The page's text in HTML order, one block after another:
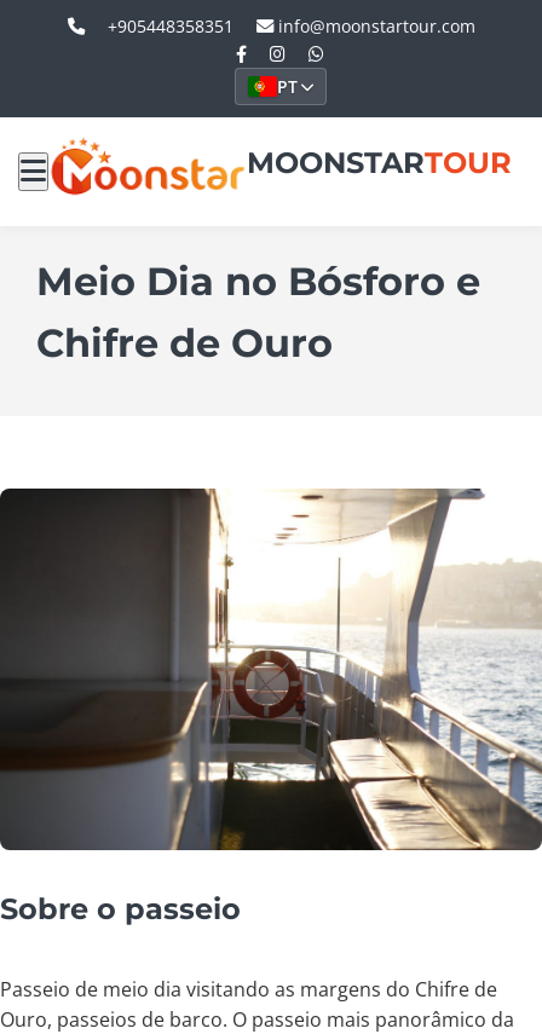
+905448358351 info@moonstartour.com
PT
MOONSTARTOUR
Meio Dia no Bósforo e
Chifre de Ouro
Sobre o passeio
Passeio de meio dia visitando as margens do Chifre de
Ouro, passeios de barco. O passeio mais panorâmico da